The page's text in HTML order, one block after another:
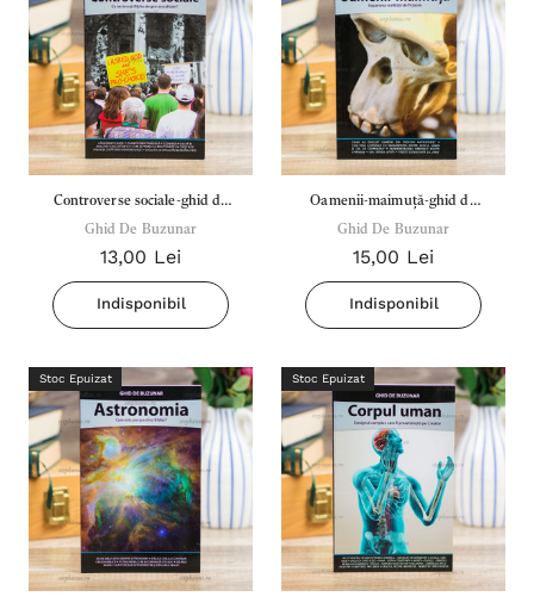
Controverse sociale-ghid de
buzunar
Ghid De Buzunar
13,00 Lei
Indisponibil
Oamenii-maimuță-ghid de
buzunar
Ghid De Buzunar
15,00 Lei
Indisponibil
Stoc Epuizat Stoc Epuizat